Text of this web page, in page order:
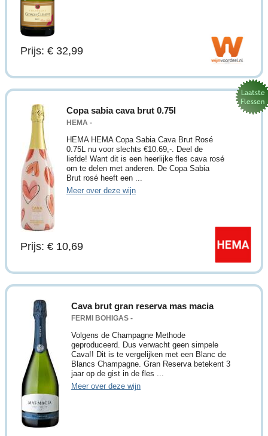
Prijs: € 32,99
Copa sabia cava brut 0.75l
HEMA -
HEMA HEMA Copa Sabia Cava Brut Rosé
0.75L nu voor slechts €10.69,-. Deel de
liefde! Want dit is een heerlijke fles cava rosé
om te delen met anderen. De Copa Sabia
Brut rosé heeft een ...
Meer over deze wijn
Prijs: € 10,69
Cava brut gran reserva mas macia
FERMI BOHIGAS -
Volgens de Champagne Methode
geproduceerd. Dus verwacht geen simpele
Cava!! Dit is te vergelijken met een Blanc de
Blancs Champagne. Gran Reserva betekent 3
jaar op de gist in de fles ...
Meer over deze wijn